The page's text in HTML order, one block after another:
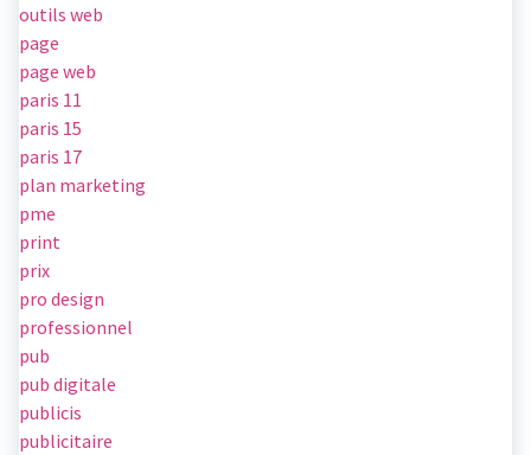
outils web
page
page web
paris 11
paris 15
paris 17
plan marketing
pme
print
prix
pro design
professionnel
pub
pub digitale
publicis
publicitaire